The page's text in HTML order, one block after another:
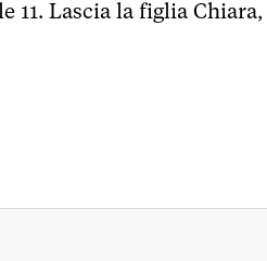
11. Lascia la figlia